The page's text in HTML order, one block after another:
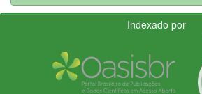
Indexado por